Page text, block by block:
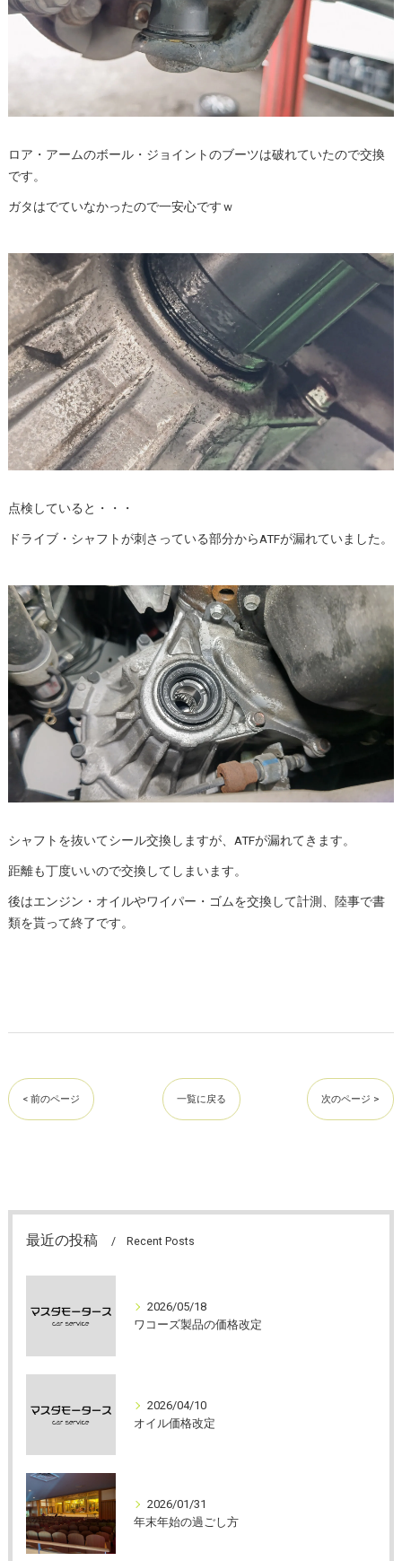
ロア・アームのボール・ジョイントのブーツは破れていたので交換
です。
ガタはでていなかったので一安心ですｗ
点検していると・・・
ドライブ・シャフトが刺さっている部分からATFが漏れていました。
シャフトを抜いてシール交換しますが、ATFが漏れてきます。
距離も丁度いいので交換してしまいます。
後はエンジン・オイルやワイパー・ゴムを交換して計測、陸事で書
類を貰って終了です。
< 前のページ 一覧に戻る 次のページ >
最近の投稿 Recent Posts
2026/05/18
ワコーズ製品の価格改定
2026/04/10
オイル価格改定
2026/01/31
年末年始の過ごし方